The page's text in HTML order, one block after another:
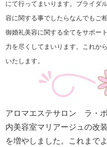
にて行ってまいります。ブライダ
容に関する事でしたらなんでもご
御婚礼美容に関する全てをサポー
力を尽くしてまいります。これか
いたします。
アロマエステサロン ラ・
内美容室マリアージュの改
を増やしました。これまで